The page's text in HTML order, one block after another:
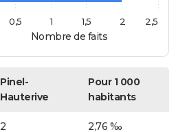
Nombre de faits
0,5 1 1,5 2 2,5
Pinel-
Hauterive
Pour 1 000
habitants
2 2,76 ‰